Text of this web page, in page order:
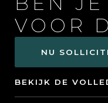
VOOR
NU
BEKIJK DE